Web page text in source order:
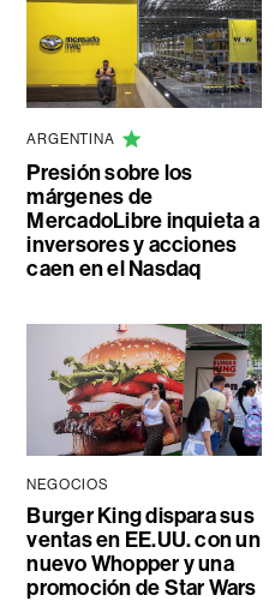
ARGENTINA
Presión sobre los
márgenes de
MercadoLibre inquieta a
inversores y acciones
caen en el Nasdaq
NEGOCIOS
Burger King dispara sus
ventas en EE.UU. con un
nuevo Whopper y una
promoción de Star Wars